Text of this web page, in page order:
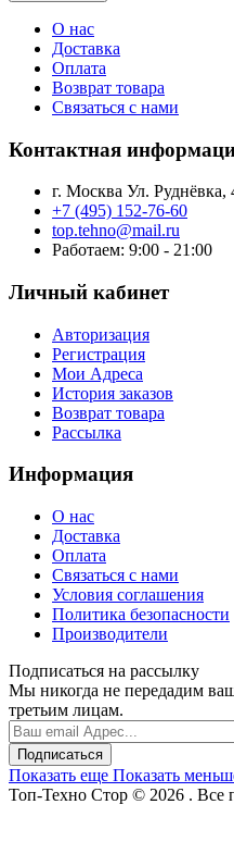
О нас
Доставка
Оплата
Возврат товара
Связаться с нами
Контактная
г. Москва Ул.
+7 (495) 152-76-60
top.tehno@mail.ru
Работаем: 9:00 - 21:00
Личный кабинет
Авторизация
Регистрация
Мои Адреса
История заказов
Возврат товара
Рассылка
Информация
О нас
Доставка
Оплата
Связаться с нами
Условия соглашения
Политика безопасности
Производители
Подписаться на рассылку
Мы никогда не передадим
третьим лицам.
Подписаться
Показать еще Показать
Топ-Техно Стор © 2026 . Все